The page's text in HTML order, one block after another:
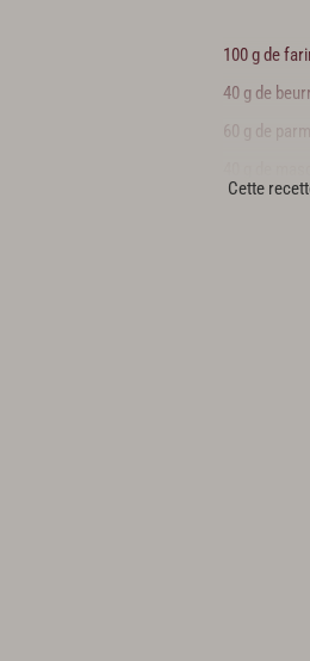
100 g de
40 g de
60 g de
60 g de
Cette